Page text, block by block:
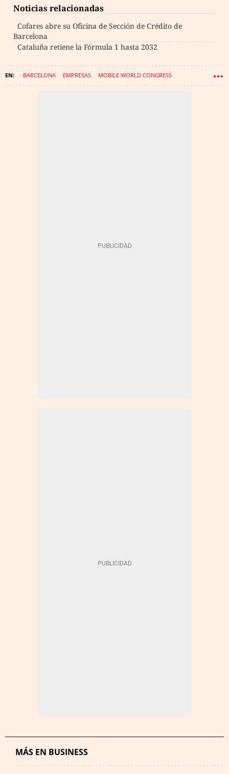
Noticias relacionadas
Cofares abre su Oficina de Sección de Crédito de
Barcelona
Cataluña retiene la Fórmula 1 hasta 2032
BARCELONA EMPRESAS MOBILE WORLD CONGRESS
MÁS EN BUSINESS